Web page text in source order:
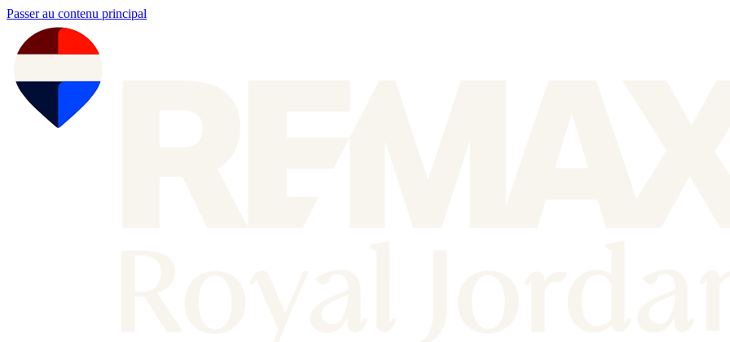
Passer au contenu principal